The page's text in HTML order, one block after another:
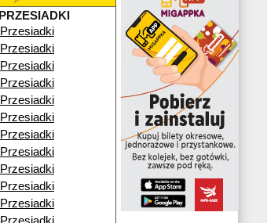
PRZESIADKI
Przesiadki
Przesiadki
Przesiadki
Przesiadki
Przesiadki
Przesiadki
Przesiadki
Przesiadki
Przesiadki
Przesiadki
Przesiadki